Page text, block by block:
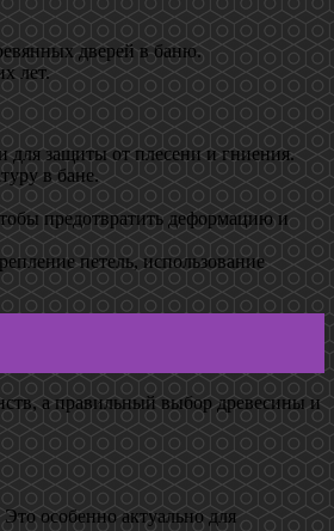
дверей в баню.
лет.
для защиты от плесени и гниения.
в бане.
предотвратить деформацию и
петель, использование
а правильный выбор древесины и
особенно актуально для